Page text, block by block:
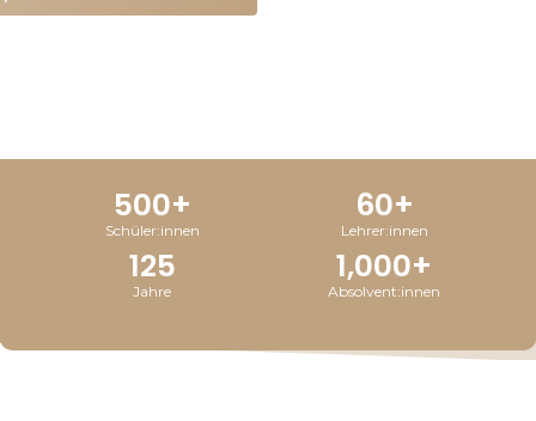
Schüler:innen
500+
Lehrer:innen
60+
Jahre
125
Absolvent:innen
1,000+